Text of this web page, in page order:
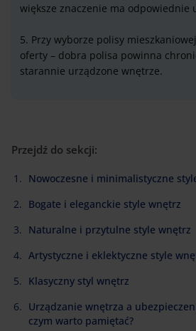
większe znaczenie ma odpowiednie
5. Przy wyborze polisy
oferty – dobra polisa powinna
starannie urządzone wnętrze.
Przejdź do sekcji:
Nowoczesne i minimalistyczne
Bogate i eleganckie style wnętrz
Naturalne i przytulne style wnętrz
Artystyczne i eklektyczne style
Klasyczny styl wnętrz
Urządzanie wnętrza a
czym warto pamiętać?